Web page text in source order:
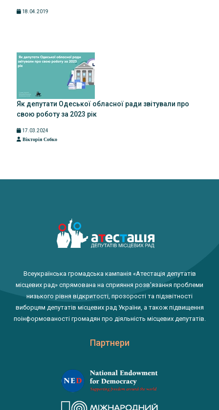
18.04.2019
Як депутати Одеської обласної ради звітували про
свою роботу за 2023 рік
17.03.2024
Вікторія Собко
Всеукраїнська громадська кампанія «Атестація депутатів
місцевих рад» спрямована на сприяння розв'язання проблеми
низького рівня відкритості, прозорості та підзвітності
виборцям депутатів місцевих рад України, а також підвищення
поінформованості громадян про діяльність місцевих депутатів.
Партнери